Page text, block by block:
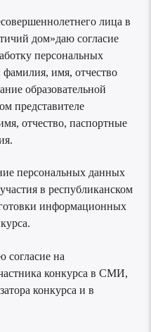
лица в
дом»даю согласие
персональных
имя, отчество
образовательной
представителе
отчество, паспортные
персональных данных
в республиканском
информационных
согласие на
конкурса в СМИ,
конкурса и в